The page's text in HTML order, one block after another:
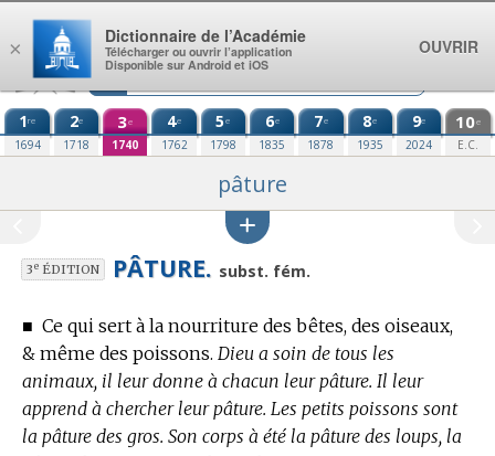
Aller au contenu
1re
1694
2e
1718
3e
1740
4e
1762
5e
1798
6e
1835
7e
1878
8e
1935
9e
2024
10e
E.C.
pâture
3eÉDITION PÂTURE. subst. fém.
■ Ce qui sert à la nourriture des bêtes, des oiseaux,
& même des poissons. Dieu a soin de tous les
animaux, il leur donne à chacun leur pâture. Il leur
apprend à chercher leur pâture. Les petits poissons sont
la pâture des gros. Son corps à été la pâture des loups, la
×
Dictionnaire de l’Académie
Télécharger ou ouvrir l’application
Disponible sur Android et iOS
OUVRIR